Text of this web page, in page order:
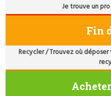
Je trouve un
Fin
Recycler / Trouvez où